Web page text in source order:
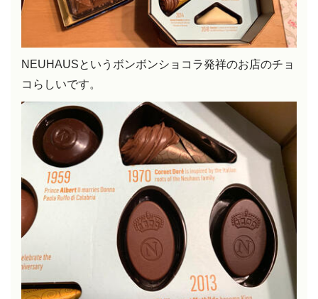
NEUHAUSというボンボンショコラ発祥のお店のチョ
コらしいです。